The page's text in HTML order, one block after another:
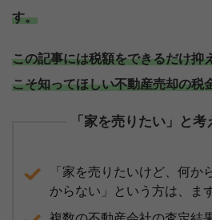
す。
この記事には税額をできるだけ抑
こそ知ってほしい不動産売却の税
「家を売りたい」と
「家を売りたいけど、何か
からない」という方は、ま